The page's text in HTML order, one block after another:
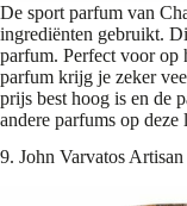
De sport parfum van
ingrediënten gebruikt.
parfum. Perfect voor op
parfum krijg je zeker
prijs best hoog is en de
andere parfums op
9. John Varvatos